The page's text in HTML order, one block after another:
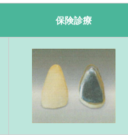
保険診療